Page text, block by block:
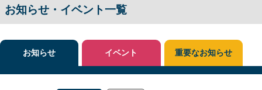
お知らせ・イベント一覧
お知らせ イベント 重要なお知らせ